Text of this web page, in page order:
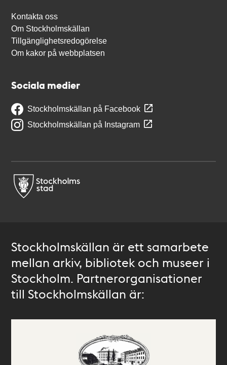
Kontakta oss
Om Stockholmskällan
Tillgänglighetsredogörelse
Om kakor på webbplatsen
Sociala medier
Stockholmskällan på Facebook
Stockholmskällan på Instagram
Stockholmskällan är ett samarbete
mellan arkiv, bibliotek och museer i
Stockholm. Partnerorganisationer
till Stockholmskällan är: